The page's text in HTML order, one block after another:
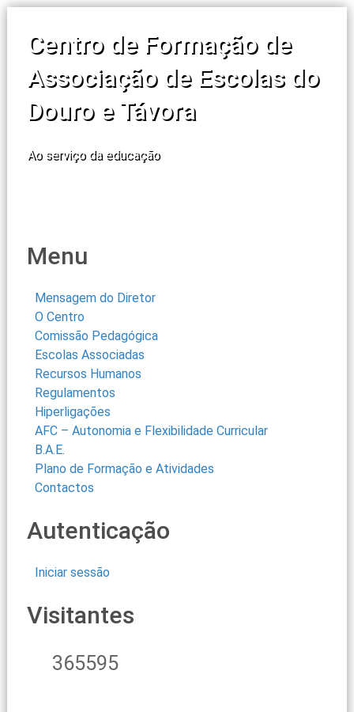
Centro de Formação de
Associação de Escolas do
Douro e Távora
Ao serviço da educação
Menu
Mensagem do Diretor
O Centro
Comissão Pedagógica
Escolas Associadas
Recursos Humanos
Regulamentos
Hiperligações
AFC – Autonomia e Flexibilidade Curricular
B.A.E.
Plano de Formação e Atividades
Contactos
Autenticação
Iniciar sessão
Visitantes
365595